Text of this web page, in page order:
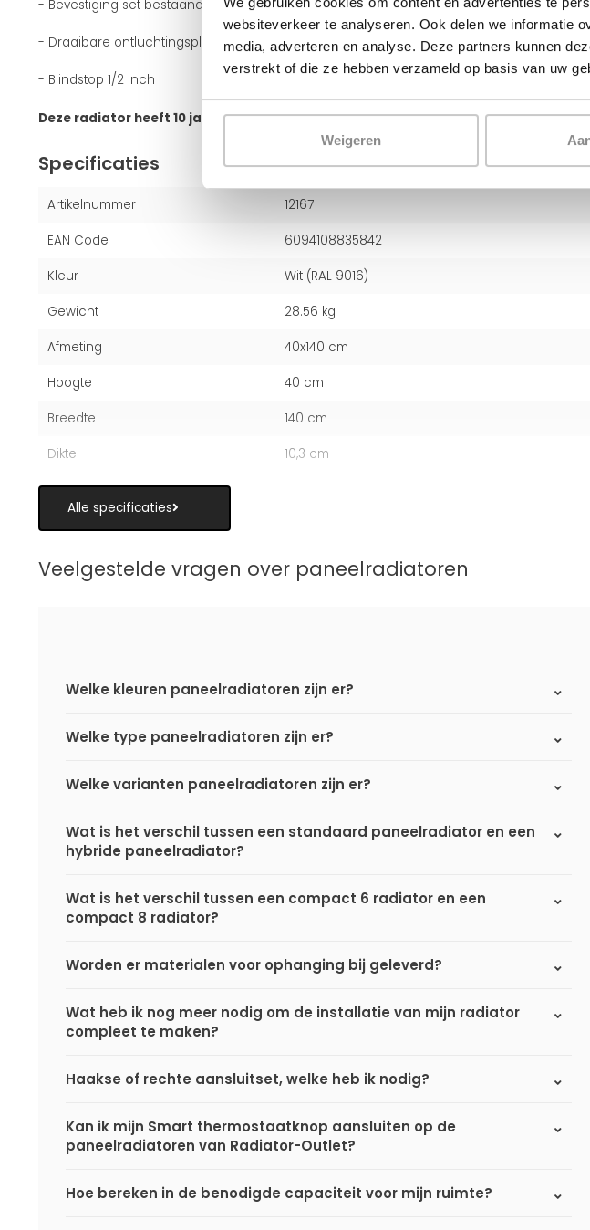
websiteverkeer te analyseren. Ook delen we informatie
media, adverteren en analyse. Deze partners kunnen
verstrekt of die ze hebben verzameld op basis van uw
Weigeren
- Bevestiging set bestaande uit houtdraadbouten + pluggen
- Draaibare ontluchtingsplug 1/2 inch
- Blindstop 1/2 inch
Deze radiator heeft 10 jaar fabrieksgarantie!
Specificaties
Artikelnummer 12167
EAN Code 6094108835842
Kleur Wit (RAL 9016)
Gewicht 28.56 kg
Afmeting 40x140 cm
Hoogte 40 cm
Breedte 140 cm
Dikte 10,3 cm
Alle specificaties
Veelgestelde vragen over paneelradiatoren
Welke kleuren paneelradiatoren zijn er?
Welke type paneelradiatoren zijn er?
Welke varianten paneelradiatoren zijn er?
Wat is het verschil tussen een standaard paneelradiator en een
hybride paneelradiator?
Wat is het verschil tussen een compact 6 radiator en een
compact 8 radiator?
Worden er materialen voor ophanging bij geleverd?
Wat heb ik nog meer nodig om de installatie van mijn radiator
compleet te maken?
Haakse of rechte aansluitset, welke heb ik nodig?
Kan ik mijn Smart thermostaatknop aansluiten op de
paneelradiatoren van Radiator-Outlet?
Hoe bereken in de benodigde capaciteit voor mijn ruimte?